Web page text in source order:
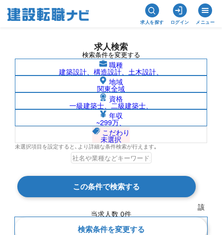
求人を探す ログイン メニュー
求人検索
検索条件を変更する
職種
建築設計、構造設計、土木設計、
地域
関東全域
資格
一級建築士、二級建築士、
年収
~299万、
こだわり
未選択
未選択項目を設定すると､より詳細な条件検索が行えます｡
この条件で検索する
該
当求人数 0件
検索条件を変更する
長野県/社名非公開の求人検索結果一覧
検索結果 0 件
現在の検索条件